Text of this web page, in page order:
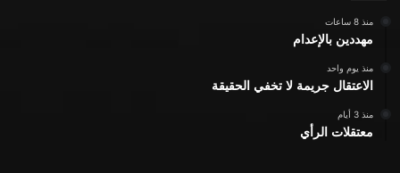
منذ 8 ساعات
مهددين بالإعدام
منذ يوم واحد
الاعتقال جريمة لا تخفي الحقيقة
منذ 3 أيام
معتقلات الرأي